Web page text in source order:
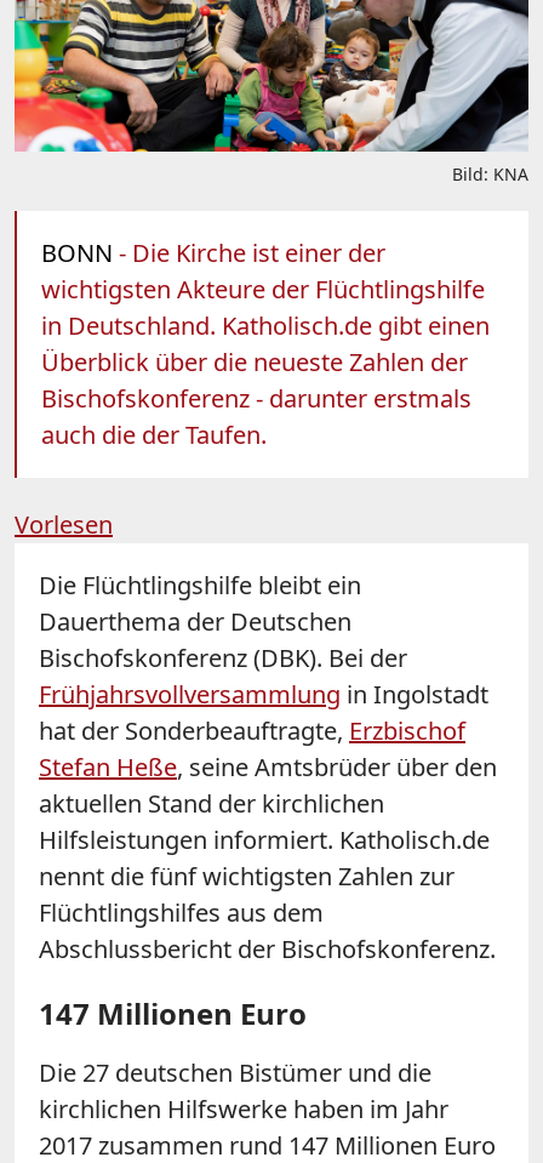
Bild: KNA
BONN - Die Kirche ist einer der
wichtigsten Akteure der Flüchtlingshilfe
in Deutschland. Katholisch.de gibt einen
Überblick über die neueste Zahlen der
Bischofskonferenz - darunter erstmals
auch die der Taufen.
Vorlesen
Die Flüchtlingshilfe bleibt ein
Dauerthema der Deutschen
Bischofskonferenz (DBK). Bei der
Frühjahrsvollversammlung in Ingolstadt
hat der Sonderbeauftragte, Erzbischof
Stefan Heße, seine Amtsbrüder über den
aktuellen Stand der kirchlichen
Hilfsleistungen informiert. Katholisch.de
nennt die fünf wichtigsten Zahlen zur
Flüchtlingshilfes aus dem
Abschlussbericht der Bischofskonferenz.
147 Millionen Euro
Die 27 deutschen Bistümer und die
kirchlichen Hilfswerke haben im Jahr
2017 zusammen rund 147 Millionen Euro